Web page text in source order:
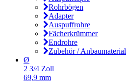
Rohrbögen
Adapter
Auspuffrohre
Fächerkrümmer
Endrohre
Zubehör / Anbaumaterial
Ø
2 3/4 Zoll
69,9 mm